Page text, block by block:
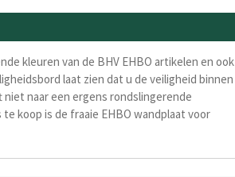
kleuren van de BHV EHBO artikelen en ook
laat zien dat u de veiligheid binnen
niet naar een ergens rondslingerende
koop is de fraaie EHBO wandplaat voor